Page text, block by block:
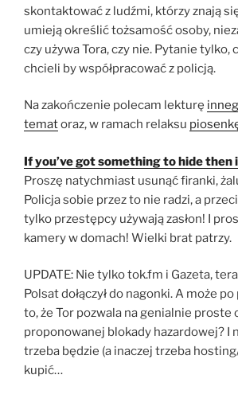
skontaktować z ludźmi, którzy znają
umieją określić tożsamość osoby,
czy używa Tora, czy nie. Pytanie tylko,
chcieli by współpracować z policją.
Na zakończenie polecam lekturę
tematoraz, w ramach relaksu
If you’ve got something to hide then
Proszę natychmiast usunąć firanki,
Policja sobie przez to nie radzi, a
tylko przestępcy używają zasłon! I
kamery w domach! Wielki brat patrzy.
UPDATE: Nie tylko tok.fm i Gazeta,
Polsat dołączył do nagonki. A może
to, że Tor pozwala na genialnie proste
proponowanej blokady hazardowej? I
trzeba będzie (a inaczej trzeba
kupić…